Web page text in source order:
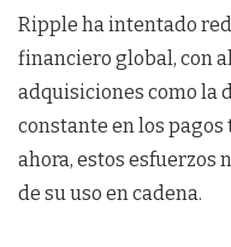
Ripple ha intentado
financiero global, con
adquisiciones como la
constante en los
ahora, estos esfuerzos
de su uso en cadena.